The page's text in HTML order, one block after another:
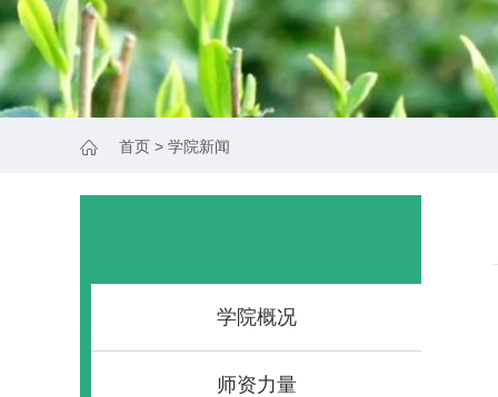
首页 > 学院新闻
学院概况
师资力量